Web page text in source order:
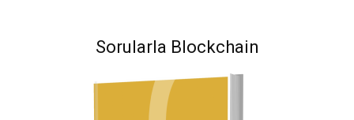
Sorularla Blockchain